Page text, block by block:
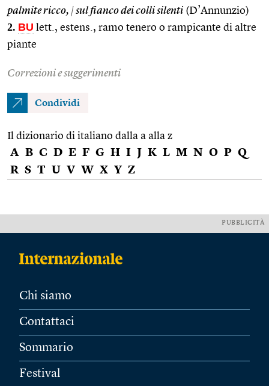
palmite ricco, |sul fianco dei colli silenti (D’Annunzio)
2. BU lett., estens., ramo tenero o rampicante di altre
piante
Correzioni e suggerimenti
Condividi
Il dizionario di italiano dalla a alla z
A B C D E F G H I J K L M N O P Q
R S T U V W X Y Z
PUBBLICITÀ
Chi siamo
Contattaci
Sommario
Festival